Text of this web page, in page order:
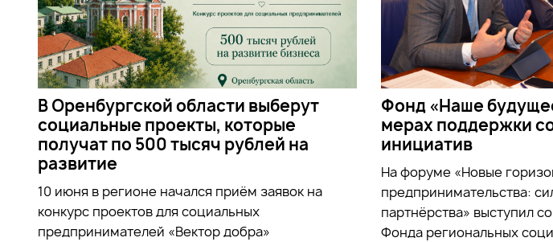
В Оренбургской области выберут
социальные проекты, которые
получат по 500 тысяч рублей на
развитие
10 июня в регионе начался приём заявок на
конкурс проектов для социальных
предпринимателей «Вектор добра»
Фонд «Наше
мерах поддержки
инициатив
На форуме «Новые
предпринимательства:
партнёрства» выступил
Фонда региональных